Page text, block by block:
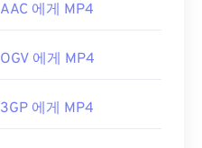
AAC 에게 MP4
OGV 에게 MP4
3GP 에게 MP4